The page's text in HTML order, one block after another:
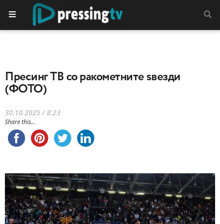
Пресинг ТВ со ракометните ѕвезди
(ФОТО)
30.10.2025 / 8:23
Share this...